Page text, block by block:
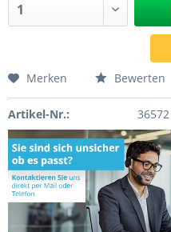
Merken Bewerten
Artikel-Nr.: 36572